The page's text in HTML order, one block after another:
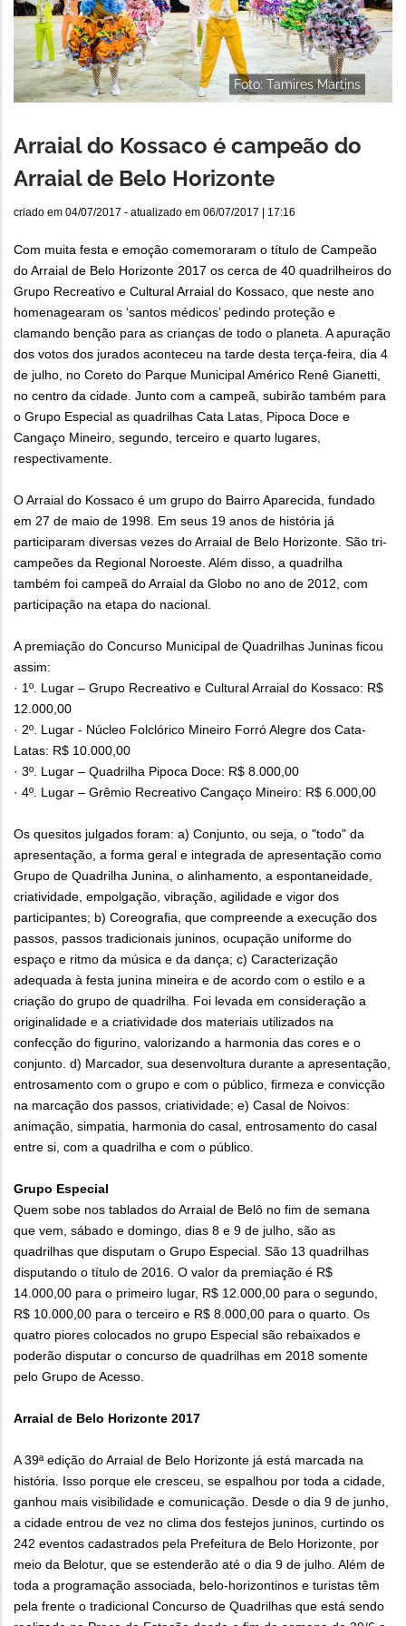
Foto: Tamires Martins
Arraial do Kossaco é campeão do
Arraial de Belo Horizonte
criado em 04/07/2017 - atualizado em 06/07/2017 | 17:16
Com muita festa e emoção comemoraram o título de Campeão
do Arraial de Belo Horizonte 2017 os cerca de 40 quadrilheiros do
Grupo Recreativo e Cultural Arraial do Kossaco, que neste ano
homenagearam os ‘santos médicos’ pedindo proteção e
clamando benção para as crianças de todo o planeta. A apuração
dos votos dos jurados aconteceu na tarde desta terça-feira, dia 4
de julho, no Coreto do Parque Municipal Américo Renê Gianetti,
no centro da cidade. Junto com a campeã, subirão também para
o Grupo Especial as quadrilhas Cata Latas, Pipoca Doce e
Cangaço Mineiro, segundo, terceiro e quarto lugares,
respectivamente.
O Arraial do Kossaco é um grupo do Bairro Aparecida, fundado
em 27 de maio de 1998. Em seus 19 anos de história já
participaram diversas vezes do Arraial de Belo Horizonte. São tri-
campeões da Regional Noroeste. Além disso, a quadrilha
também foi campeã do Arraial da Globo no ano de 2012, com
participação na etapa do nacional.
A premiação do Concurso Municipal de Quadrilhas Juninas ficou
assim:
· 1º. Lugar – Grupo Recreativo e Cultural Arraial do Kossaco: R$
12.000,00
· 2º. Lugar - Núcleo Folclórico Mineiro Forró Alegre dos Cata-
Latas: R$ 10.000,00
· 3º. Lugar – Quadrilha Pipoca Doce: R$ 8.000,00
· 4º. Lugar – Grêmio Recreativo Cangaço Mineiro: R$ 6.000,00
Os quesitos julgados foram: a) Conjunto, ou seja, o "todo" da
apresentação, a forma geral e integrada de apresentação como
Grupo de Quadrilha Junina, o alinhamento, a espontaneidade,
criatividade, empolgação, vibração, agilidade e vigor dos
participantes; b) Coreografia, que compreende a execução dos
passos, passos tradicionais juninos, ocupação uniforme do
espaço e ritmo da música e da dança; c) Caracterização
adequada à festa junina mineira e de acordo com o estilo e a
criação do grupo de quadrilha. Foi levada em consideração a
originalidade e a criatividade dos materiais utilizados na
confecção do figurino, valorizando a harmonia das cores e o
conjunto. d) Marcador, sua desenvoltura durante a apresentação,
entrosamento com o grupo e com o público, firmeza e convicção
na marcação dos passos, criatividade; e) Casal de Noivos:
animação, simpatia, harmonia do casal, entrosamento do casal
entre si, com a quadrilha e com o público.
Grupo Especial
Quem sobe nos tablados do Arraial de Belô no fim de semana
que vem, sábado e domingo, dias 8 e 9 de julho, são as
quadrilhas que disputam o Grupo Especial. São 13 quadrilhas
disputando o título de 2016. O valor da premiação é R$
14.000,00 para o primeiro lugar, R$ 12.000,00 para o segundo,
R$ 10.000,00 para o terceiro e R$ 8.000,00 para o quarto. Os
quatro piores colocados no grupo Especial são rebaixados e
poderão disputar o concurso de quadrilhas em 2018 somente
pelo Grupo de Acesso.
Arraial de Belo Horizonte 2017
A 39ª edição do Arraial de Belo Horizonte já está marcada na
história. Isso porque ele cresceu, se espalhou por toda a cidade,
ganhou mais visibilidade e comunicação. Desde o dia 9 de junho,
a cidade entrou de vez no clima dos festejos juninos, curtindo os
242 eventos cadastrados pela Prefeitura de Belo Horizonte, por
meio da Belotur, que se estenderão até o dia 9 de julho. Além de
toda a programação associada, belo-horizontinos e turistas têm
pela frente o tradicional Concurso de Quadrilhas que está sendo